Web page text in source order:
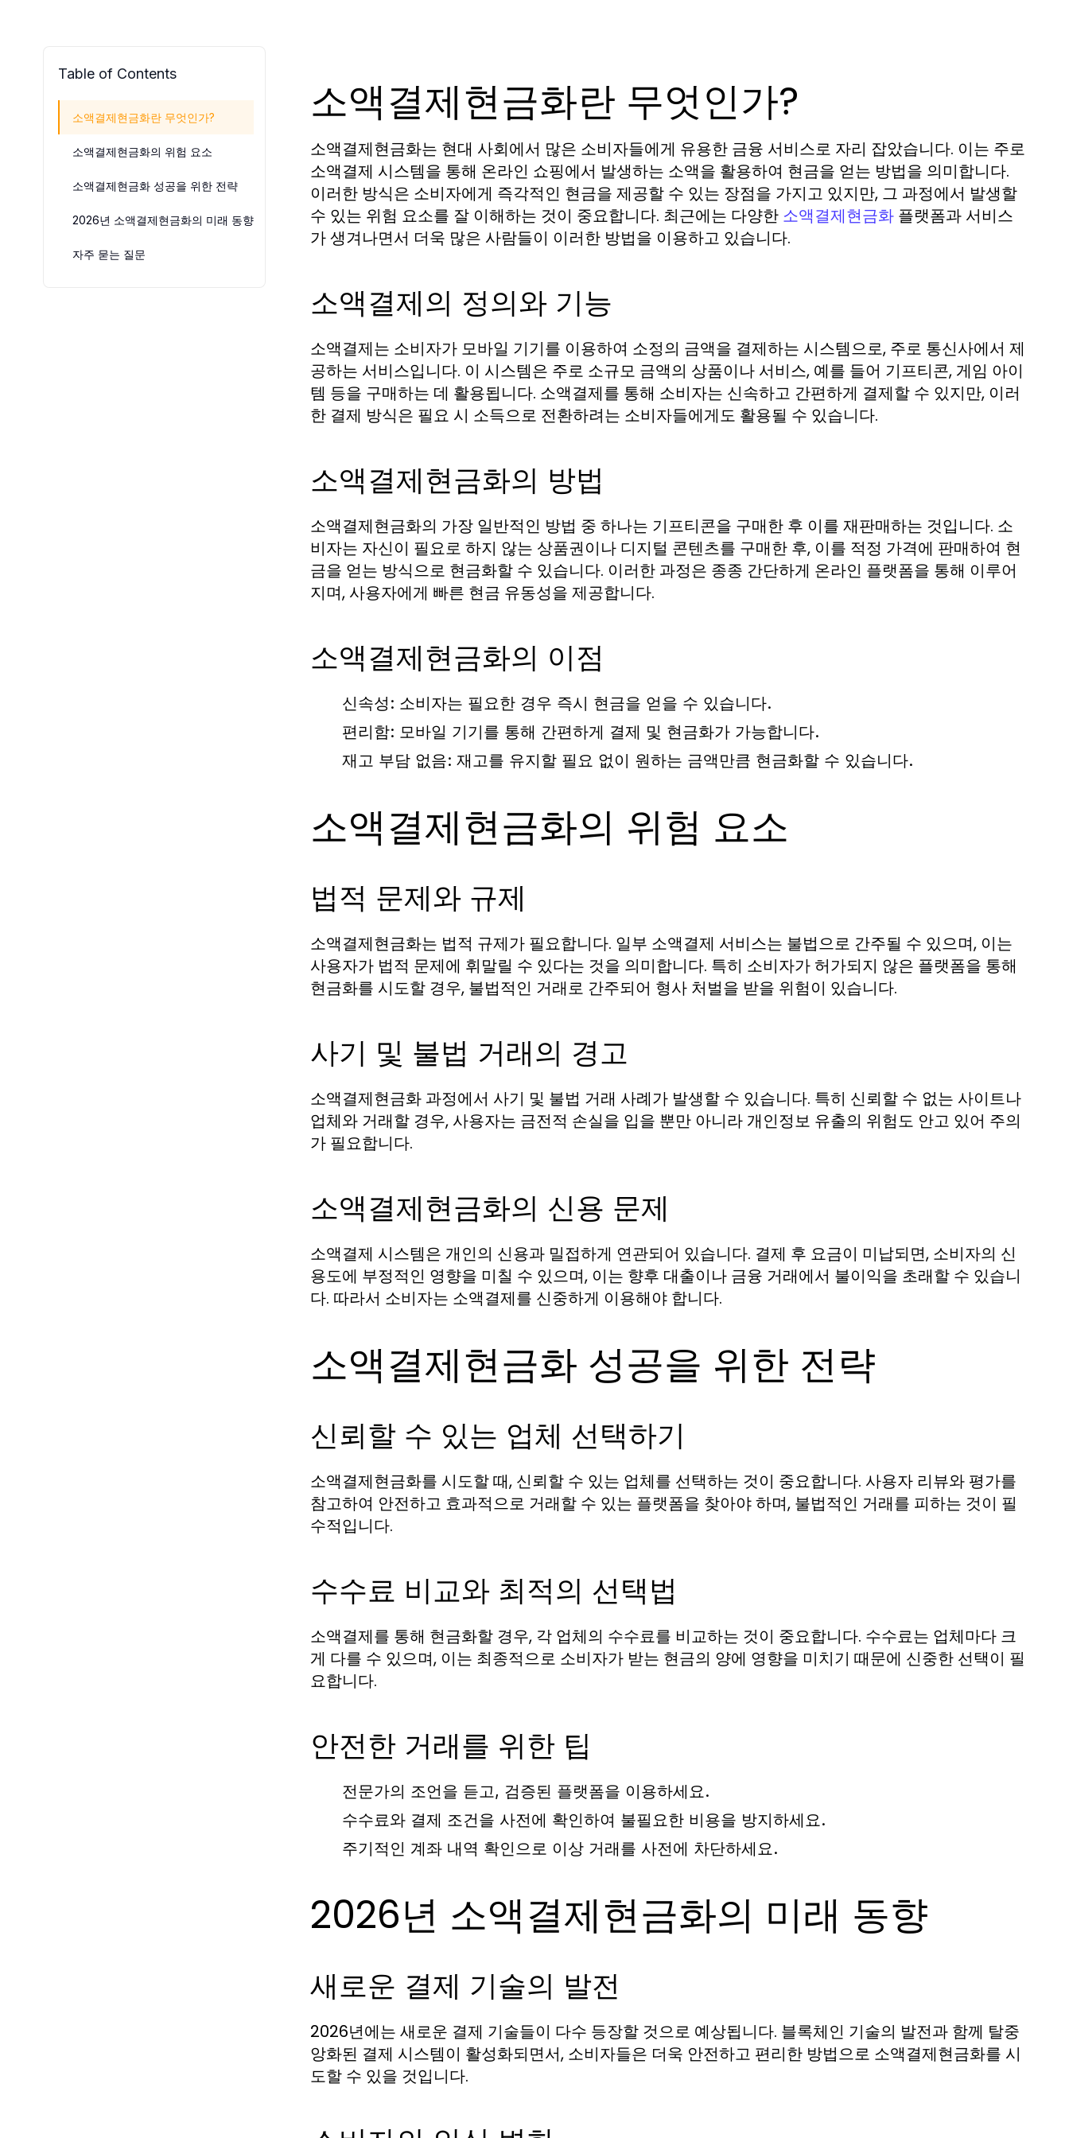
Table of Contents
소액결제현금화란 무엇인가?
소액결제현금화의 위험 요소
소액결제현금화 성공을 위한 전략
2026년 소액결제현금화의 미래 동향
자주 묻는 질문
소액결제현금화란 무엇인가?
소액결제현금화는 현대 사회에서 많은 소비자들에게 유용한 금융 서비스로 자리 잡았습니다. 이는 주로
소액결제 시스템을 통해 온라인 쇼핑에서 발생하는 소액을 활용하여 현금을 얻는 방법을 의미합니다.
이러한 방식은 소비자에게 즉각적인 현금을 제공할 수 있는 장점을 가지고 있지만, 그 과정에서 발생할
수 있는 위험 요소를 잘 이해하는 것이 중요합니다. 최근에는 다양한 소액결제현금화 플랫폼과 서비스
가 생겨나면서 더욱 많은 사람들이 이러한 방법을 이용하고 있습니다.
소액결제의 정의와 기능
소액결제는 소비자가 모바일 기기를 이용하여 소정의 금액을 결제하는 시스템으로, 주로 통신사에서 제
공하는 서비스입니다. 이 시스템은 주로 소규모 금액의 상품이나 서비스, 예를 들어 기프티콘, 게임 아이
템 등을 구매하는 데 활용됩니다. 소액결제를 통해 소비자는 신속하고 간편하게 결제할 수 있지만, 이러
한 결제 방식은 필요 시 소득으로 전환하려는 소비자들에게도 활용될 수 있습니다.
소액결제현금화의 방법
소액결제현금화의 가장 일반적인 방법 중 하나는 기프티콘을 구매한 후 이를 재판매하는 것입니다. 소
비자는 자신이 필요로 하지 않는 상품권이나 디지털 콘텐츠를 구매한 후, 이를 적정 가격에 판매하여 현
금을 얻는 방식으로 현금화할 수 있습니다. 이러한 과정은 종종 간단하게 온라인 플랫폼을 통해 이루어
지며, 사용자에게 빠른 현금 유동성을 제공합니다.
소액결제현금화의 이점
신속성: 소비자는 필요한 경우 즉시 현금을 얻을 수 있습니다.
편리함: 모바일 기기를 통해 간편하게 결제 및 현금화가 가능합니다.
재고 부담 없음: 재고를 유지할 필요 없이 원하는 금액만큼 현금화할 수 있습니다.
소액결제현금화의 위험 요소
법적 문제와 규제
소액결제현금화는 법적 규제가 필요합니다. 일부 소액결제 서비스는 불법으로 간주될 수 있으며, 이는
사용자가 법적 문제에 휘말릴 수 있다는 것을 의미합니다. 특히 소비자가 허가되지 않은 플랫폼을 통해
현금화를 시도할 경우, 불법적인 거래로 간주되어 형사 처벌을 받을 위험이 있습니다.
사기 및 불법 거래의 경고
소액결제현금화 과정에서 사기 및 불법 거래 사례가 발생할 수 있습니다. 특히 신뢰할 수 없는 사이트나
업체와 거래할 경우, 사용자는 금전적 손실을 입을 뿐만 아니라 개인정보 유출의 위험도 안고 있어 주의
가 필요합니다.
소액결제현금화의 신용 문제
소액결제 시스템은 개인의 신용과 밀접하게 연관되어 있습니다. 결제 후 요금이 미납되면, 소비자의 신
용도에 부정적인 영향을 미칠 수 있으며, 이는 향후 대출이나 금융 거래에서 불이익을 초래할 수 있습니
다. 따라서 소비자는 소액결제를 신중하게 이용해야 합니다.
소액결제현금화 성공을 위한 전략
신뢰할 수 있는 업체 선택하기
소액결제현금화를 시도할 때, 신뢰할 수 있는 업체를 선택하는 것이 중요합니다. 사용자 리뷰와 평가를
참고하여 안전하고 효과적으로 거래할 수 있는 플랫폼을 찾아야 하며, 불법적인 거래를 피하는 것이 필
수적입니다.
수수료 비교와 최적의 선택법
소액결제를 통해 현금화할 경우, 각 업체의 수수료를 비교하는 것이 중요합니다. 수수료는 업체마다 크
게 다를 수 있으며, 이는 최종적으로 소비자가 받는 현금의 양에 영향을 미치기 때문에 신중한 선택이 필
요합니다.
안전한 거래를 위한 팁
전문가의 조언을 듣고, 검증된 플랫폼을 이용하세요.
수수료와 결제 조건을 사전에 확인하여 불필요한 비용을 방지하세요.
주기적인 계좌 내역 확인으로 이상 거래를 사전에 차단하세요.
2026년 소액결제현금화의 미래 동향
새로운 결제 기술의 발전
2026년에는 새로운 결제 기술들이 다수 등장할 것으로 예상됩니다. 블록체인 기술의 발전과 함께 탈중
앙화된 결제 시스템이 활성화되면서, 소비자들은 더욱 안전하고 편리한 방법으로 소액결제현금화를 시
도할 수 있을 것입니다.